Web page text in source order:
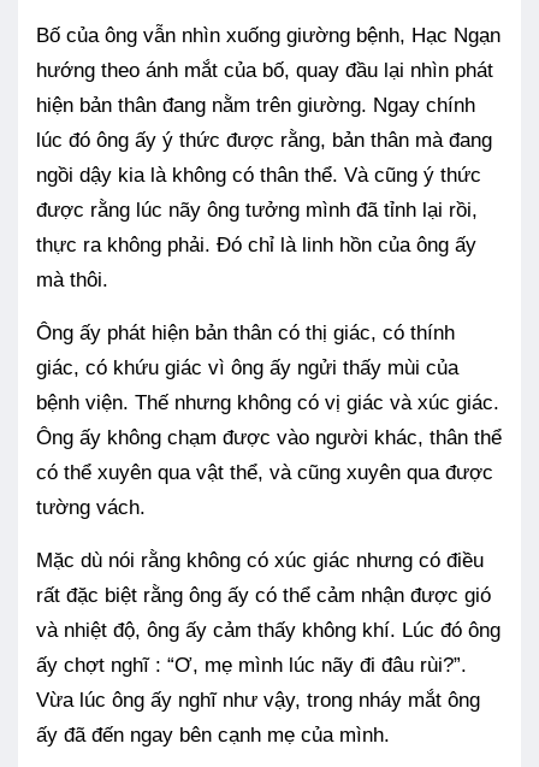
Bố của ông vẫn nhìn xuống giường bệnh, Hạc Ngạn
hướng theo ánh mắt của bố, quay đầu lại nhìn phát
hiện bản thân đang nằm trên giường. Ngay chính
lúc đó ông ấy ý thức được rằng, bản thân mà đang
ngồi dậy kia là không có thân thể. Và cũng ý thức
được rằng lúc nãy ông tưởng mình đã tỉnh lại rồi,
thực ra không phải. Đó chỉ là linh hồn của ông ấy
mà thôi.
Ông ấy phát hiện bản thân có thị giác, có thính
giác, có khứu giác vì ông ấy ngửi thấy mùi của
bệnh viện. Thế nhưng không có vị giác và xúc giác.
Ông ấy không chạm được vào người khác, thân thể
có thể xuyên qua vật thể, và cũng xuyên qua được
tường vách.
Mặc dù nói rằng không có xúc giác nhưng có điều
rất đặc biệt rằng ông ấy có thể cảm nhận được gió
và nhiệt độ, ông ấy cảm thấy không khí. Lúc đó ông
ấy chợt nghĩ : “Ơ, mẹ mình lúc nãy đi đâu rùi?”.
Vừa lúc ông ấy nghĩ như vậy, trong nháy mắt ông
ấy đã đến ngay bên cạnh mẹ của mình.